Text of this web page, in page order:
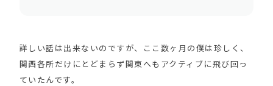
詳しい話は出来ないのですが、ここ数ヶ月の僕は珍しく、
関西各所だけにとどまらず関東へもアクティブに飛び回っ
ていたんです。